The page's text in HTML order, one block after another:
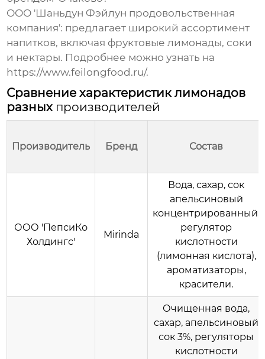
ООО 'Шаньдун Фэйлун продовольственная
компания': предлагает широкий ассортимент
напитков, включая фруктовые лимонады, соки
и нектары. Подробнее можно узнать на
https://www.feilongfood.ru/.
Сравнение характеристик лимонадов
разных производителей
Производитель Бренд Состав
ООО 'ПепсиКо
Холдингс'
Mirinda
Вода, сахар, сок
апельсиновый
концентрированный,
регулятор
кислотности
(лимонная кислота),
ароматизаторы,
красители.
Очищенная вода,
сахар, апельсиновый
сок 3%, регуляторы
кислотности